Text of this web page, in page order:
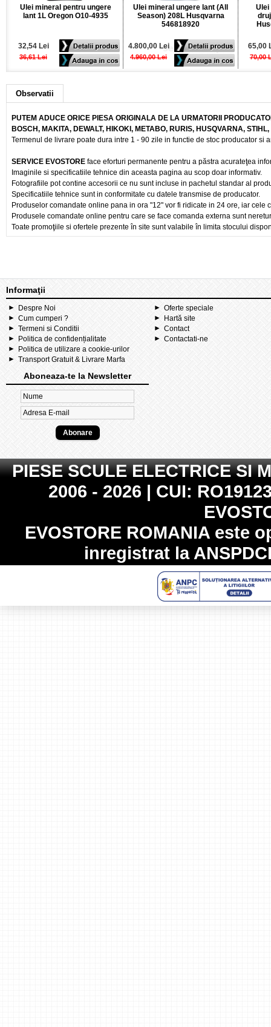
Ulei mineral pentru ungere
lant 1L Oregon O10-4935
32,54 Lei
36,61 Lei
Ulei mineral ungere lant (All
Season) 208L Husqvarna
546818920
4.800,00 Lei
4.960,00 Lei
Ulei
65,00
70,00
Observatii
PUTEM ADUCE ORICE PIESA ORIGINALA DE LA URMATORII
BOSCH, MAKITA, DEWALT, HIKOKI, METABO, RURIS, HUSQVARNA,
Termenul de livrare poate dura intre 1 - 90 zile in functie de stoc producator si
SERVICE EVOSTORE face eforturi permanente pentru a păstra acurateţea
Imaginile si specificatiile tehnice din aceasta pagina au scop doar informativ.
Fotografiile pot contine accesorii ce nu sunt incluse in pachetul standar al
Specificatiile tehnice sunt in conformitate cu datele transmise de producator.
Produselor comandate online pana in ora "12" vor fi ridicate in 24 ore, iar cele
Produsele comandate online pentru care se face comanda externa sunt
Toate promoţiile si ofertele prezente în site sunt valabile în limita stocului
Informaţii
Despre Noi
Cum cumperi ?
Termeni si Conditii
Politica de confidențialitate
Politica de utilizare a cookie-urilor
Transport Gratuit & Livrare Marfa
Oferte speciale
Hartă site
Contact
Contactati-ne
Aboneaza-te la Newsletter
PIESE SCULE ELECTRICE SI
2006 - 2026 | CUI:
EVOSTORE ROMANIAeste
inregistrat la